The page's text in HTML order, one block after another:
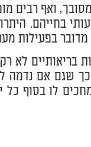
ואף רבים
בחייהם.
בפעילות
בריאותיים
שגם אם
לו בסוף